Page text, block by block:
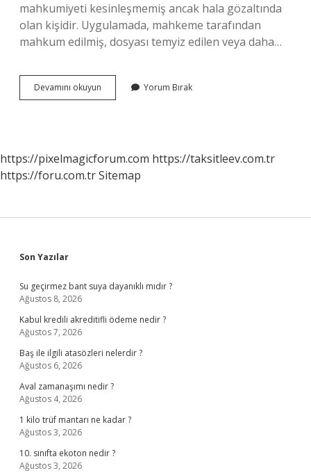
mahkumiyeti kesinleşmemiş ancak hala gözaltında
olan kişidir. Uygulamada, mahkeme tarafından
mahkum edilmiş, dosyası temyiz edilen veya daha…
Devamını okuyun Hükmen
Karar
Yorum Bırak
https://pixelmagicforum.com https://taksitleev.com.tr
https://foru.com.trSitemap
Sidebar
Son Yazılar
Su geçirmez bant suya dayanıklı mıdır ?
Ağustos 8, 2026
Kabul kredili akreditifli ödeme nedir ?
Ağustos 7, 2026
Baş ile ilgili atasözleri nelerdir ?
Ağustos 6, 2026
Aval zamanaşımı nedir ?
Ağustos 4, 2026
1 kilo trüf mantarı ne kadar ?
Ağustos 3, 2026
10. sınıfta ekoton nedir ?
Ağustos 3, 2026